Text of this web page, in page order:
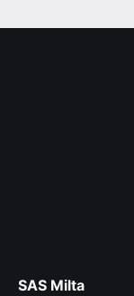
SAS Milta